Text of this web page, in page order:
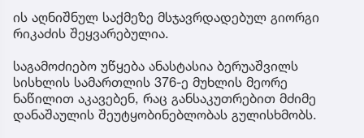
ის აღნიშნულ საქმეზე მსჯავრდადებულ გიორგი
რიკაძის შეყვარებულია.
საგამოძიებო უწყება ანასტასია ბერუაშვილს
სისხლის სამართლის 376-ე მუხლის მეორე
ნაწილით აკავებენ, რაც განსაკუთრებით მძიმე
დანაშაულის შეუტყობინებლობას გულისხმობს.